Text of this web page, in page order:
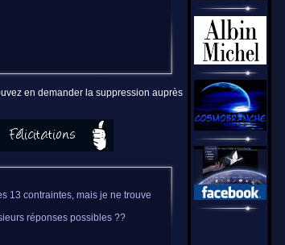
en demander la suppression auprès
13 contraintes, mais je ne trouve
réponses possibles ??